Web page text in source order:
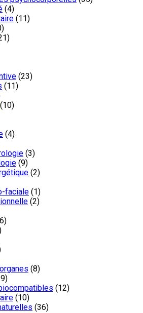
(4)
(11)
(23)
(11)
(10)
(4)
(3)
(9)
(2)
faciale (1)
(2)
(8)
(12)
(10)
(36)